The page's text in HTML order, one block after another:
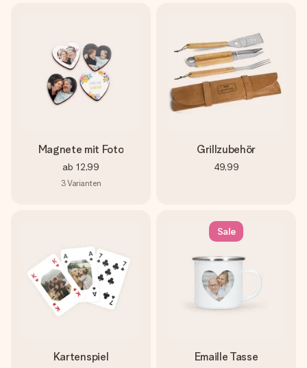
Magnete mit Foto
ab 12,99
3Varianten
Grillzubehör
49,99
Kartenspiel
Sale
Emaille Tasse